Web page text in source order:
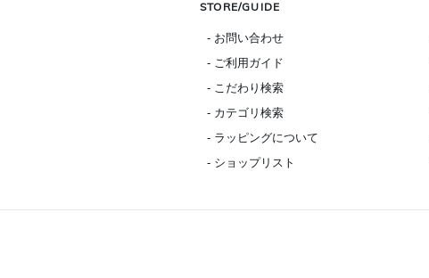
STORE/GUIDE
- お問い合わせ
- ご利用ガイド
- こだわり検索
- カテゴリ検索
- ラッピングについて
- ショップリスト